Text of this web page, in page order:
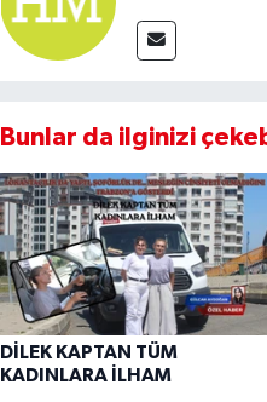
Bunlar da ilginizi
DİLEK KAPTAN TÜM
KADINLARA İLHAM